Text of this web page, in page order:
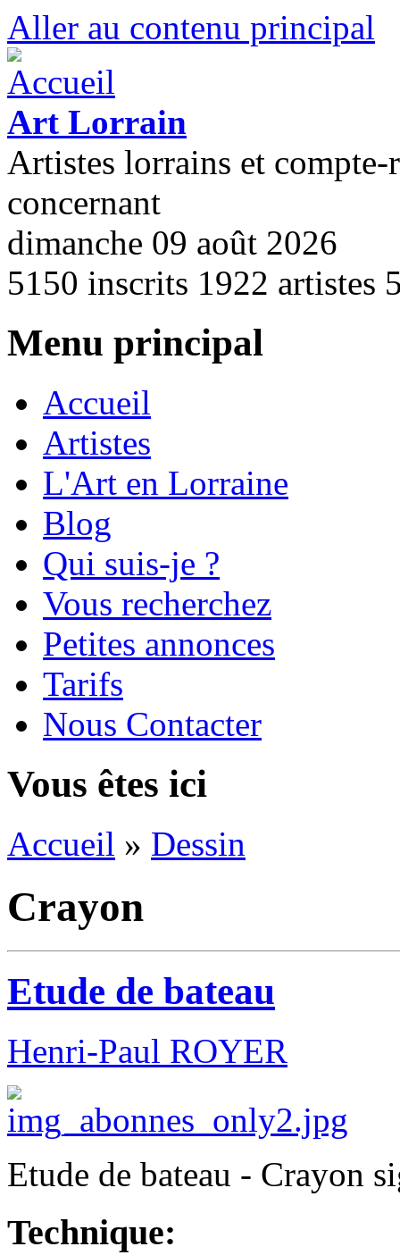
Aller au contenu principal
Art Lorrain
Artistes lorrains et compte-
concernant
dimanche 09 août 2026
5150 inscrits 1922 artistes
Menu principal
Accueil
Artistes
L'Art en Lorraine
Blog
Qui suis-je ?
Vous recherchez
Petites annonces
Tarifs
Nous Contacter
Vous êtes ici
Accueil » Dessin
Crayon
Etude de bateau
Henri-Paul ROYER
Etude de bateau - Crayon
Technique: